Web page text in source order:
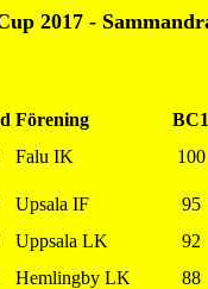
2017 -
Förening BC1
Falu IK 100
Upsala IF 95
Uppsala LK 92
Hemlingby LK 88